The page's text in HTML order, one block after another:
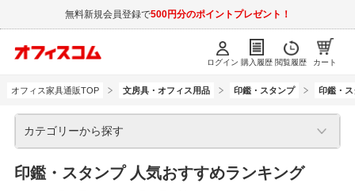
無料新規会員登録で500円分のポイントプレゼント！
ログイン 購入履歴 閲覧履歴 カート
オフィス家具通販TOP 文房具・オフィス用品 印鑑・スタンプ 印鑑・
カテゴリーから探す
印鑑・スタンプ 人気おすすめランキング